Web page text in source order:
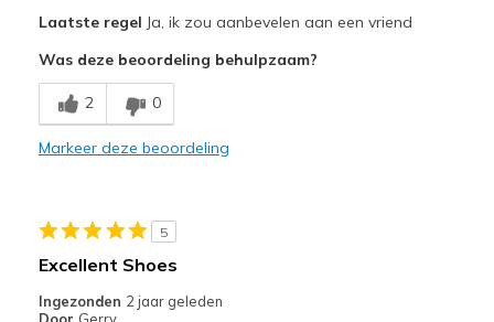
Beste toepassingen
Casual Wear
Laatste regel Ja, ik zou aanbevelen aan een vriend
Was deze beoordeling behulpzaam?
2 0
Markeer deze beoordeling
5
Excellent Shoes
Ingezonden 2 jaar geleden
Door Gerry